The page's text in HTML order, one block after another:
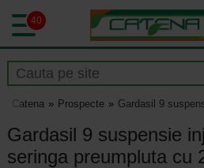
40
Catena Prospecte Gardasil 9
Gardasil 9 suspensie
seringa preumpluta cu